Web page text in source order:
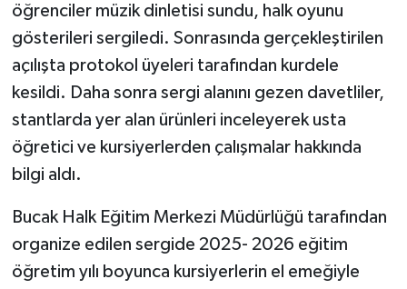
öğrenciler müzik dinletisi sundu, halk oyunu
gösterileri sergiledi. Sonrasında gerçekleştirilen
açılışta protokol üyeleri tarafından kurdele
kesildi. Daha sonra sergi alanını gezen davetliler,
stantlarda yer alan ürünleri inceleyerek usta
öğretici ve kursiyerlerden çalışmalar hakkında
bilgi aldı.
Bucak Halk Eğitim Merkezi Müdürlüğü tarafından
organize edilen sergide 2025- 2026 eğitim
öğretim yılı boyunca kursiyerlerin el emeğiyle